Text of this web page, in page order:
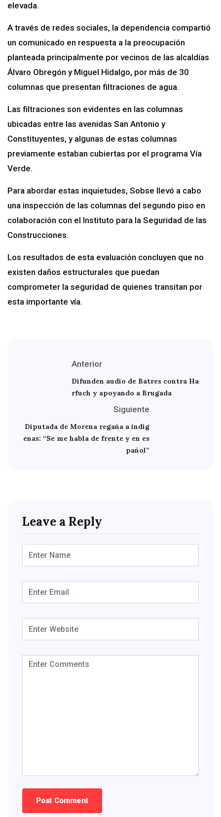
elevada.
A través de redes sociales, la dependencia compartió
un comunicado en respuesta a la preocupación
planteada principalmente por vecinos de las alcaldías
Álvaro Obregón y Miguel Hidalgo, por más de 30
columnas que presentan filtraciones de agua.
Las filtraciones son evidentes en las columnas
ubicadas entre las avenidas San Antonio y
Constituyentes, y algunas de estas columnas
previamente estaban cubiertas por el programa Vía
Verde.
Para abordar estas inquietudes, Sobse llevó a cabo
una inspección de las columnas del segundo piso en
colaboración con el Instituto para la Seguridad de las
Construcciones.
Los resultados de esta evaluación concluyen que no
existen daños estructurales que puedan
comprometer la seguridad de quienes transitan por
esta importante vía.
Anterior
Difunden audio de Batres contra Ha
rfuch y apoyando a Brugada
Siguiente
Diputada de Morena regaña a indíg
enas: “Se me habla de frente y en es
pañol”
Leave a Reply